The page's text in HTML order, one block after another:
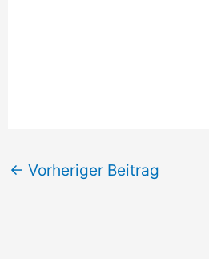
← Vorheriger Beitrag